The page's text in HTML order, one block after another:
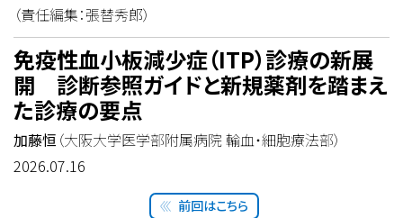
（責任編集：張替秀郎）
免疫性血小板減少症（ITP）診療の新展
開 診断参照ガイドと新規薬剤を踏まえ
た診療の要点
加藤恒 （大阪大学医学部附属病院 輸血・細胞療法部）
2026.07.16
前回はこちら